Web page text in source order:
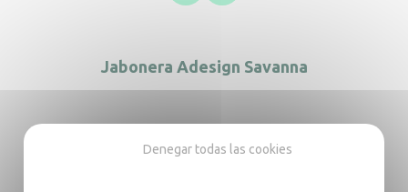
Jabonera Adesign Savanna
Denegar todas las cookies